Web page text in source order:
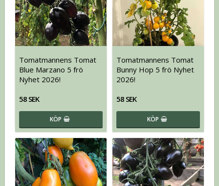
Tomatmannens Tomat
Blue Marzano 5 frö
Nyhet 2026!
58 SEK
KÖP
Tomatmannens Tomat
Bunny Hop 5 frö Nyhet
2026!
58 SEK
KÖP